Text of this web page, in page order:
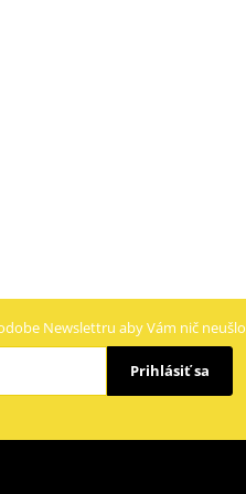
Newslettru aby Vám nič neušlo
Prihlásiť sa